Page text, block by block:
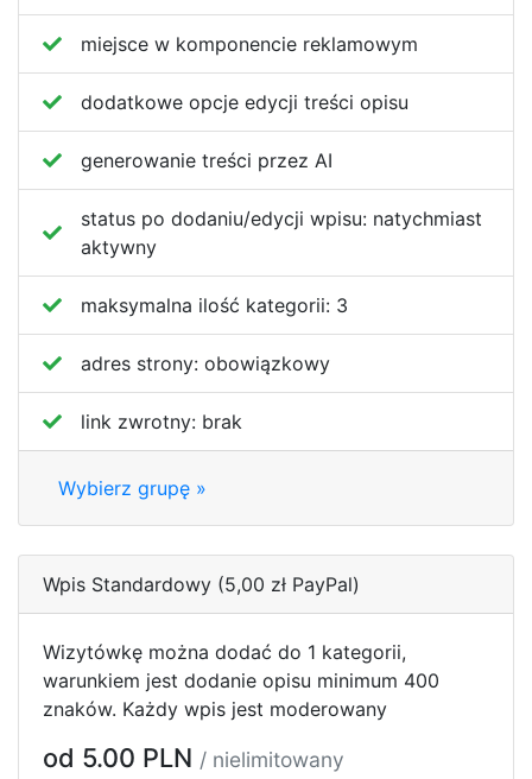
miejsce w komponencie reklamowym
dodatkowe opcje edycji treści opisu
generowanie treści przez AI
status po dodaniu/edycji wpisu: natychmiast
aktywny
maksymalna ilość kategorii: 3
adres strony: obowiązkowy
link zwrotny: brak
Wybierz grupę »
Wpis Standardowy (5,00 zł PayPal)
Wizytówkę można dodać do 1 kategorii,
warunkiem jest dodanie opisu minimum 400
znaków. Każdy wpis jest moderowany
od 5.00 PLN / nielimitowany